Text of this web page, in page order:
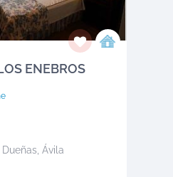
ENEBROS
, Ávila